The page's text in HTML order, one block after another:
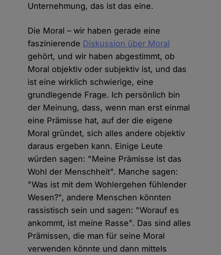
Unternehmung, das ist das eine.
Die Moral – wir haben gerade eine
faszinierende Diskussion über Moral
gehört, und wir haben abgestimmt, ob
Moral objektiv oder subjektiv ist, und das
ist eine wirklich schwierige, eine
grundlegende Frage. Ich persönlich bin
der Meinung, dass, wenn man erst einmal
eine Prämisse hat, auf der die eigene
Moral gründet, sich alles andere objektiv
daraus ergeben kann. Einige Leute
würden sagen: "Meine Prämisse ist das
Wohl der Menschheit". Manche sagen:
"Was ist mit dem Wohlergehen fühlender
Wesen?", andere Menschen könnten
rassistisch sein und sagen: "Worauf es
ankommt, ist meine Rasse". Das sind alles
Prämissen, die man für seine Moral
verwenden könnte und dann mittels